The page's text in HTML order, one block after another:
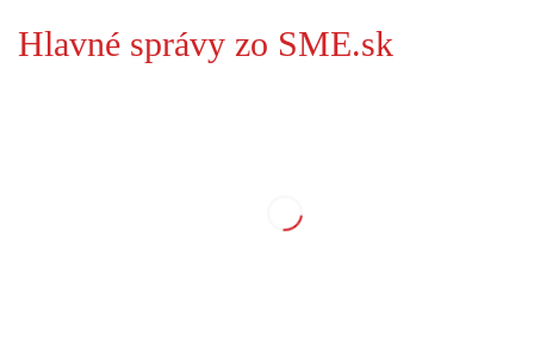
Hlavné správy zo SME.sk